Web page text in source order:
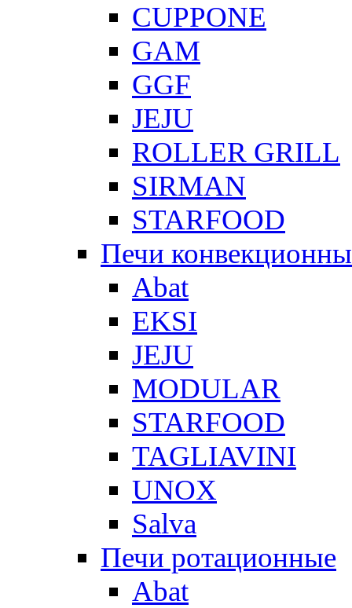
CUPPONE
GAM
GGF
JEJU
ROLLER GRILL
SIRMAN
STARFOOD
Печи
Abat
EKSI
JEJU
MODULAR
STARFOOD
TAGLIAVINI
UNOX
Salva
Печи ротационные
Abat